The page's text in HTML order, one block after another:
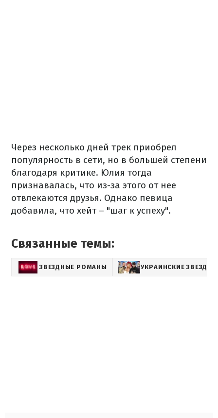
Через несколько дней трек приобрел
популярность в сети, но в большей степени
благодаря критике. Юлия тогда
признавалась, что из-за этого от нее
отвлекаются друзья. Однако певица
добавила, что хейт – "шаг к успеху".
Связанные темы:
ЗВЕЗДНЫЕ РОМАНЫ УКРАИНСКИЕ ЗВЕЗДЫ